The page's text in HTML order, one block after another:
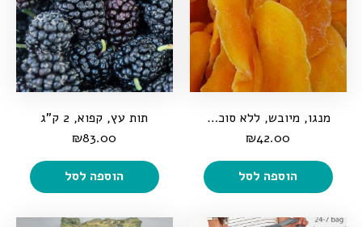
מנגו, מיובש, ללא סוכר, 500 גרם
₪42.00
הוספה לסל
תות עץ, קפוא, 2 ק"ג
₪83.00
הוספה לסל